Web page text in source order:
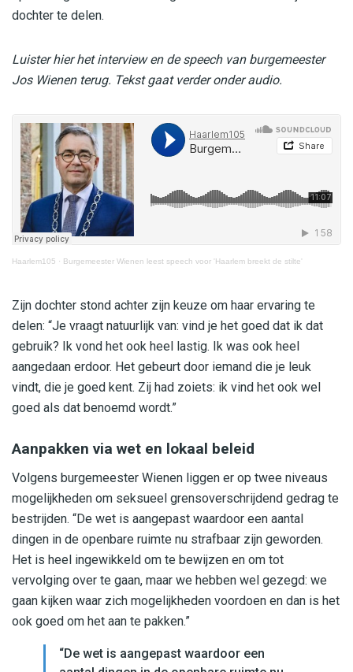
dochter te delen.
Luister hier het interview en de speech van burgemeester
Jos Wienen terug. Tekst gaat verder onder audio.
Haarlem105 · Burgemeester Wienen leest speech voor 'Haarlem breekt de stilte'
Zijn dochter stond achter zijn keuze om haar ervaring te
delen: “Je vraagt natuurlijk van: vind je het goed dat ik dat
gebruik? Ik vond het ook heel lastig. Ik was ook heel
aangedaan erdoor. Het gebeurt door iemand die je leuk
vindt, die je goed kent. Zij had zoiets: ik vind het ook wel
goed als dat benoemd wordt.”
Aanpakken via wet en lokaal beleid
Volgens burgemeester Wienen liggen er op twee niveaus
mogelijkheden om seksueel grensoverschrijdend gedrag te
bestrijden. “De wet is aangepast waardoor een aantal
dingen in de openbare ruimte nu strafbaar zijn geworden.
Het is heel ingewikkeld om te bewijzen en om tot
vervolging over te gaan, maar we hebben wel gezegd: we
gaan kijken waar zich mogelijkheden voordoen en dan is het
ook goed om het aan te pakken.”
“De wet is aangepast waardoor een